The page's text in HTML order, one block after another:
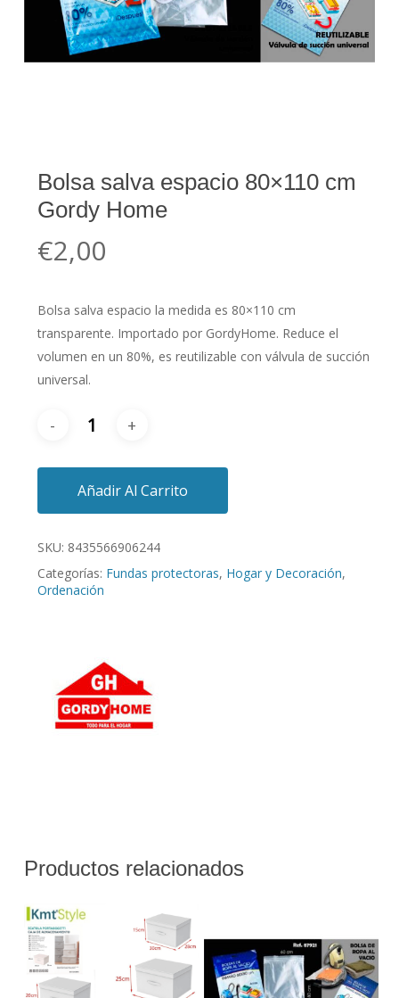
Bolsa salva espacio 80×110 cm
Gordy Home
€2,00
Bolsa salva espacio la medida es 80×110 cm
transparente. Importado por GordyHome. Reduce el
volumen en un 80%, es reutilizable con válvula de succión
universal.
Añadir Al Carrito
SKU: 8435566906244
Categorías: Fundas protectoras, Hogar y Decoración,
Ordenación
Productos relacionados